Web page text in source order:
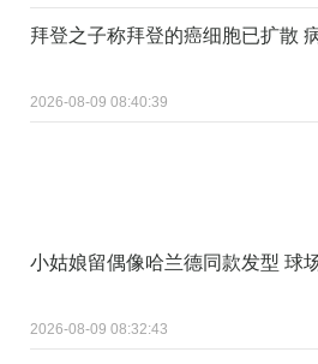
拜登之子称拜登的癌细胞已扩散
2026-08-09 08:40:39
小姑娘留偶像哈兰德同款发型 球
2026-08-09 08:32:43